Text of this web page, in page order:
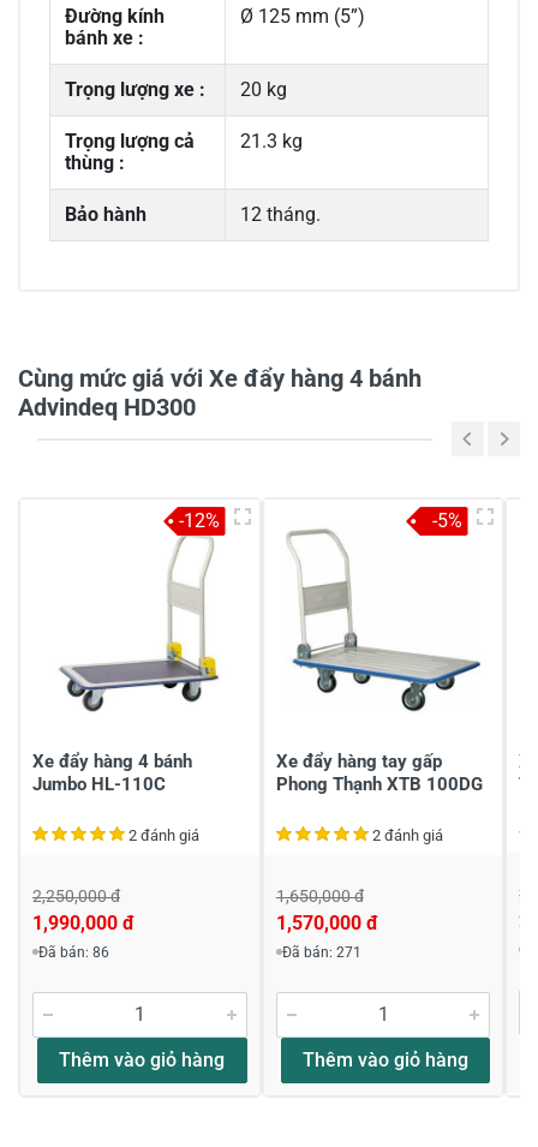
Đường kính
bánh xe :
Ø 125 mm (5”)
Trọng lượng xe : 20 kg
Trọng lượng cả
thùng :
21.3 kg
Bảo hành 12 tháng.
Cùng mức giá với Xe đẩy hàng 4 bánh
Advindeq HD300
Xe đẩy hàng 4 bánh
Jumbo HL-110C
2 đánh giá
2,250,000 đ
1,990,000 đ
Đã bán: 86
Thêm vào giỏ hàng
-12%
Xe đẩy hàng tay gấp
Phong Thạnh XTB 100DG
2 đánh giá
1,650,000 đ
1,570,000 đ
Đã bán: 271
Thêm vào giỏ hàng
-5%